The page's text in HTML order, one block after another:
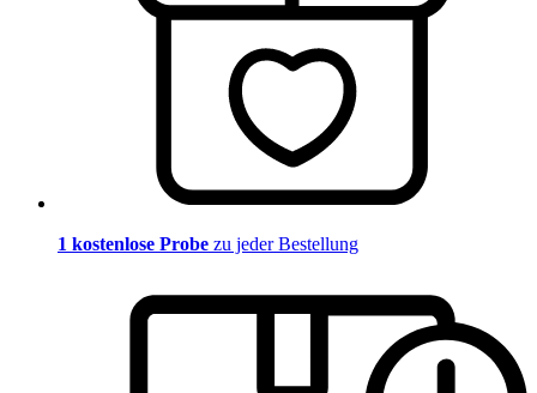
1 kostenlose Probe zu jeder Bestellung